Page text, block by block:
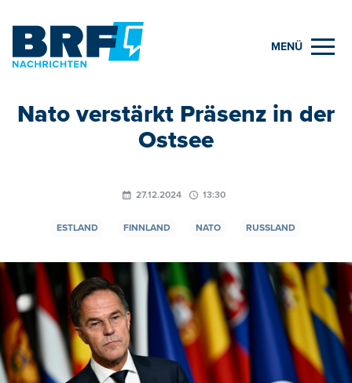
MENÜ
Nato verstärkt Präsenz in der
Ostsee
27.12.2024 13:30
ESTLAND FINNLAND NATO RUSSLAND